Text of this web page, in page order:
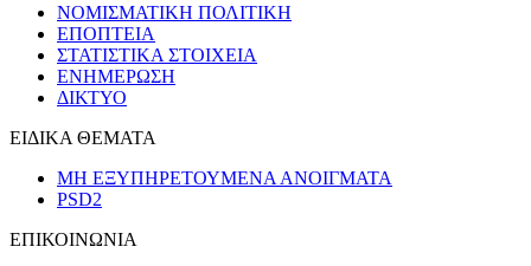
ΝΟΜΙΣΜΑΤΙΚΗ ΠΟΛΙΤΙΚΗ
ΕΠΟΠΤΕΙΑ
ΣΤΑΤΙΣΤΙΚΑ ΣΤΟΙΧΕΙΑ
ΕΝΗΜΕΡΩΣΗ
ΔΙΚΤΥΟ
ΕΙΔΙΚΑ ΘΕΜΑΤΑ
ΜΗ ΕΞΥΠΗΡΕΤΟΥΜΕΝΑ ΑΝΟΙΓΜΑΤΑ
PSD2
ΕΠΙΚΟΙΝΩΝΙΑ